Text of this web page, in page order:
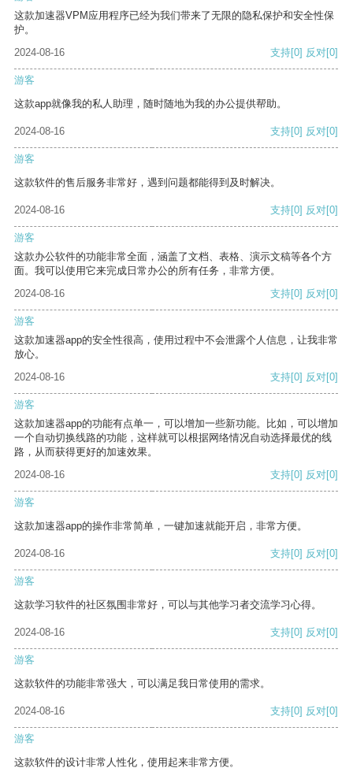
这款加速器VPM应用程序已经为我们带来了无限的隐私保护和安全性保
护。
2024-08-16
支持[0] 反对[0]
游客
这款app就像我的私人助理，随时随地为我的办公提供帮助。
2024-08-16 支持[0] 反对[0]
游客
这款软件的售后服务非常好，遇到问题都能得到及时解决。
2024-08-16 支持[0] 反对[0]
游客
这款办公软件的功能非常全面，涵盖了文档、表格、演示文稿等各个方
面。我可以使用它来完成日常办公的所有任务，非常方便。
2024-08-16
支持[0] 反对[0]
游客
这款加速器app的安全性很高，使用过程中不会泄露个人信息，让我非常
放心。
2024-08-16
支持[0] 反对[0]
游客
这款加速器app的功能有点单一，可以增加一些新功能。比如，可以增加
一个自动切换线路的功能，这样就可以根据网络情况自动选择最优的线
路，从而获得更好的加速效果。
2024-08-16
支持[0] 反对[0]
游客
这款加速器app的操作非常简单，一键加速就能开启，非常方便。
2024-08-16 支持[0] 反对[0]
游客
这款学习软件的社区氛围非常好，可以与其他学习者交流学习心得。
2024-08-16 支持[0] 反对[0]
游客
这款软件的功能非常强大，可以满足我日常使用的需求。
2024-08-16 支持[0] 反对[0]
游客
这款软件的设计非常人性化，使用起来非常方便。